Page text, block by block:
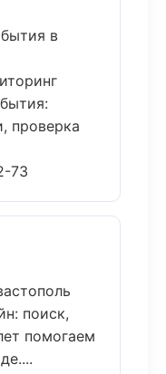
в
проверка
73
поиск,
помогаем